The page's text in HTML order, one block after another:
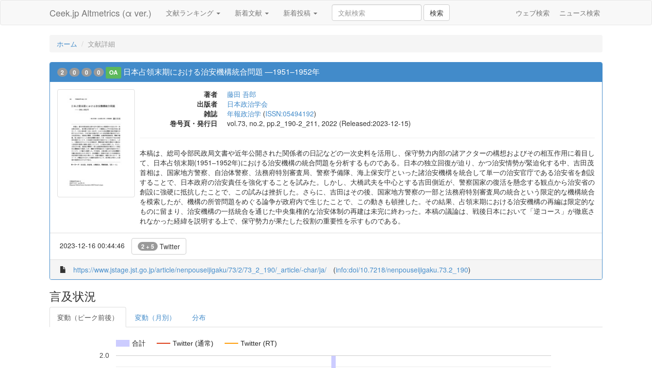
Ceek.jp Altmetrics (α ver.) 文献ランキング 新着文献 新着投稿 検索 ウェブ検索 ニュース検索
ホーム 文献詳細
2 0 0 0 OA 日本占領末期における治安機構統合問題 ―1951–1952年
著者
藤田 吾郎
出版者
日本政治学会
雑誌
年報政治学 (ISSN:05494192)
巻号頁・発行日
vol.73, no.2, pp.2_190-2_211, 2022 (Released:2023-12-15)
本稿は、総司令部民政局文書や近年公開された関係者の日記などの一次史料を活用し、保守勢力内部の諸アクターの構想およびその相互作用に着目し
て、日本占領末期(1951‒1952年)における治安機構の統合問題を分析するものである。日本の独立回復が迫り、かつ治安情勢が緊迫化する中、吉田茂
首相は、国家地方警察、自治体警察、法務府特別審査局、警察予備隊、海上保安庁といった諸治安機構を統合して単一の治安官庁である治安省を創設
することで、日本政府の治安責任を強化することを試みた。しかし、大橋武夫を中心とする吉田側近が、警察国家の復活を懸念する観点から治安省の
創設に強硬に抵抗したことで、この試みは挫折した。さらに、吉田はその後、国家地方警察の一部と法務府特別審査局の統合という限定的な機構統合
を模索したが、機構の所管問題をめぐる論争が政府内で生じたことで、この動きも頓挫した。その結果、占領末期における治安機構の再編は限定的な
ものに留まり、治安機構の一括統合を通じた中央集権的な治安体制の再建は未完に終わった。本稿の議論は、戦後日本において「逆コース」が徹底さ
れなかった経緯を説明する上で、保守勢力が果たした役割の重要性を示すものである。
2023-12-16 00:44:46 2 + 5 Twitter
https://www.jstage.jst.go.jp/article/nenpouseijigaku/73/2/73_2_190/_article/-char/ja/ (info:doi/10.7218/nenpouseijigaku.73.2_190)
言及状況
変動（ピーク前後） 変動（月別） 分布
合計 Twitter (通常) Twitter (RT)
2.0